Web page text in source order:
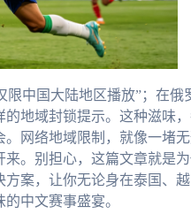
中国大陆地区播放”；在俄
地域封锁提示。这种滋味
网络地域限制，就像一堵
。别担心，这篇文章就是
案，让你无论身在泰国、
中文赛事盛宴。